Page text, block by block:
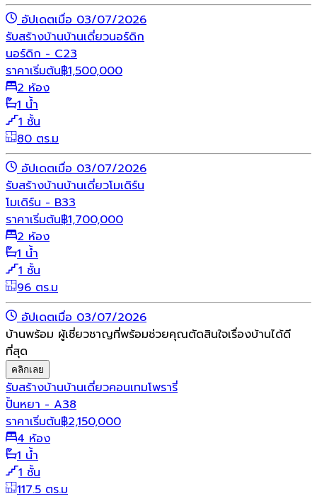
อัปเดตเมื่อ 03/07/2026
รับสร้างบ้านบ้านเดี่ยวนอร์ดิก
นอร์ดิก - C23
ราคาเริ่มต้น฿1,500,000
2 ห้อง
1 น้ำ
1 ชั้น
80 ตร.ม
อัปเดตเมื่อ 03/07/2026
รับสร้างบ้านบ้านเดี่ยวโมเดิร์น
โมเดิร์น - B33
ราคาเริ่มต้น฿1,700,000
2 ห้อง
1 น้ำ
1 ชั้น
96 ตร.ม
อัปเดตเมื่อ 03/07/2026
บ้านพร้อม ผู้เชี่ยวชาญที่พร้อมช่วยคุณตัดสินใจเรื่องบ้านได้ดี
ที่สุด
คลิกเลย
รับสร้างบ้านบ้านเดี่ยวคอนเทมโพรารี่
ปั้นหยา - A38
ราคาเริ่มต้น฿2,150,000
4 ห้อง
1 น้ำ
1 ชั้น
117.5 ตร.ม